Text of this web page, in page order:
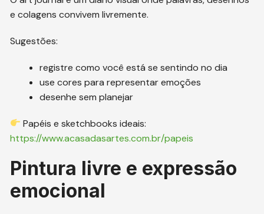
e colagens convivem livremente.
Sugestões:
registre como você está se sentindo no dia
use cores para representar emoções
desenhe sem planejar
Papéis e sketchbooks ideais:
https://www.acasadasartes.com.br/papeis
Pintura livre e expressão
emocional